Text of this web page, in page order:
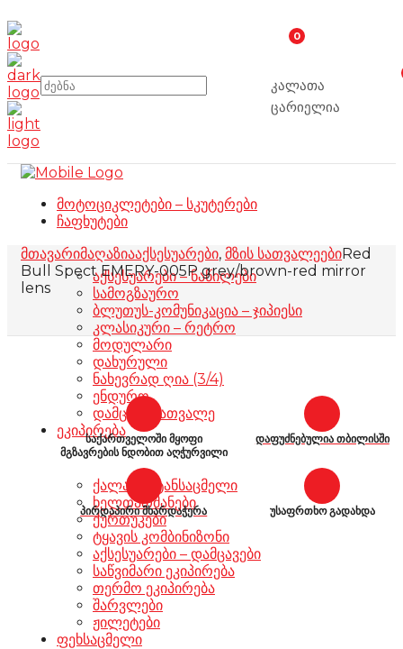
0
კალათა
ცარიელია
მოტოციკლეტები – სკუტერები
ჩაფხუტები
აქსესუარები – ნაწილები
სამოგზაურო
ბლუთუს-კომუნიკაცია – ჯიპიესი
კლასიკური – რეტრო
მოდულარი
დახურული
ნახევრად ღია (3/4)
ენდურო
დამცავი სათვალე
ეკიპირება
ქალაქის ტანსაცმელი
ხელთათმანები
ქურთუკები
ტყავის კომბინიზონი
აქსესუარები – დამცავები
საწვიმარი ეკიპირება
თერმო ეკიპირება
შარვლები
ჟილეტები
ფეხსაცმელი
მთავარიმაღაზიააქსესუარები, მზის სათვალეებიRed
Bull Spect EMERY-005P grey/brown-red mirror
lens
საქართველოში მყოფი
მგზავრების ნდობით აღჭურვილი
დაფუძნებულია თბილისში
პირდაპირი მხარდაჭერა უსაფრთხო გადახდა